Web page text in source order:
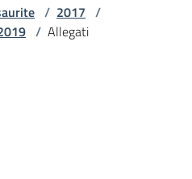
/ 2017 /
/ Allegati